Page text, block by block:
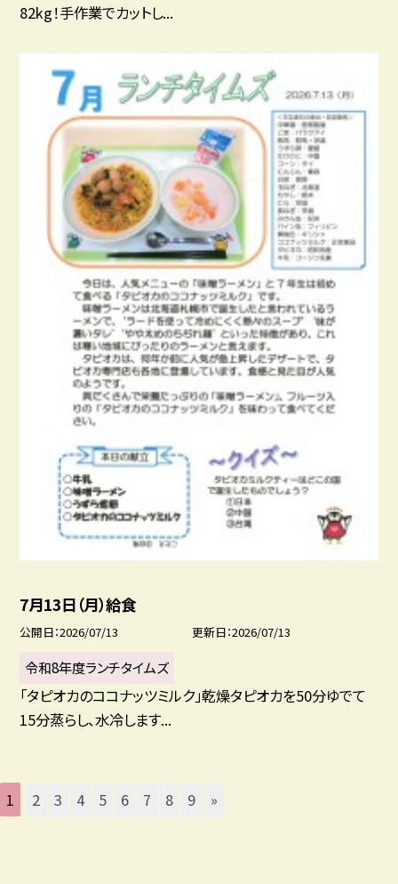
82kg！手作業でカットし...
7月13日（月）給食
公開日 2026/07/13 更新日 2026/07/13
令和8年度ランチタイムズ
「タピオカのココナッツミルク」乾燥タピオカを50分ゆでて
15分蒸らし、水冷します...
1 2 3 4 5 6 7 8 9 »